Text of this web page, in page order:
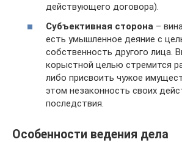
действующего договора).
Субъективная сторона –
есть умышленное деяние с
собственность другого лица.
корыстной целью стремится
либо присвоить чужое
этом незаконность своих
последствия.
Особенности ведения дела